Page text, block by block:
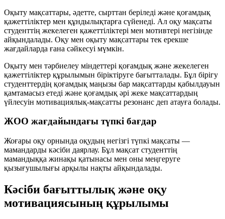
Оқыту мақсаттары, әдетте, сырттан беріледі және қоғамдық
қажеттіліктер мен құндылықтарға сүйенеді. Ал оқу мақсаты
студенттің жекелеген қажеттіліктері мен мотивтері негізінде
айқындалады. Оқу мен оқыту мақсаттары тек ерекше
жағдайларда ғана сәйкесуі мүмкін.
Оқыту мен тәрбиелеу міндеттері қоғамдық және жекелеген
қажеттіліктер құрылымын біріктіруге бағытталады. Бұл бірігу
студенттердің қоғамдық маңызы бар мақсаттарды қабылдауын
қамтамасыз етеді және қоғамдық әрі жеке мақсаттардың
үйлесуін мотивациялық-мақсатты резонанс деп атауға болады.
ЖОО жағдайындағы түпкі бағдар
Жоғары оқу орнында оқудың негізгі түпкі мақсаты —
мамандарды кәсіби даярлау. Бұл мақсат студенттің
мамандыққа жинақы қатынасы мен оны меңгеруге
қызығушылығы арқылы нақты айқындалады.
Кәсіби бағыттылық және оқу
мотивациясының құрылымы